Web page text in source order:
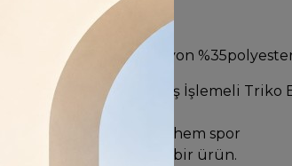
Hassas üründür. %65 rayon
Missemramiss Amore Taş İşlemeli Triko
Taş işlemelidir.Hem şık hem spor
kombinleyebileceğiniz bir ürün.